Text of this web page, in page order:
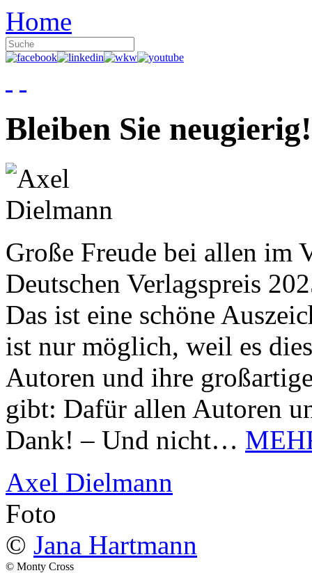
Home
Bleiben Sie neugierig!
Große Freude bei allen im
Deutschen Verlagspreis
Das ist eine schöne
ist nur möglich, weil es
Autoren und ihre
gibt: Dafür allen Autoren
Dank! – Und nicht…
Axel Dielmann
Foto
© Jana Hartmann
© Monty Cross